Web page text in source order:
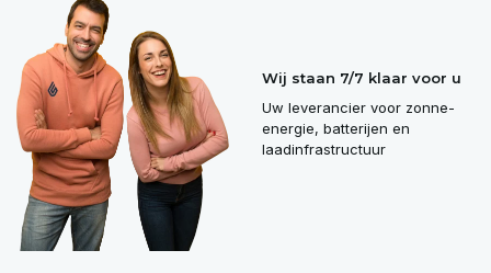
Wij staan 7/7 klaar voor u
Uw leverancier voor zonne-
energie, batterijen en
laadinfrastructuur